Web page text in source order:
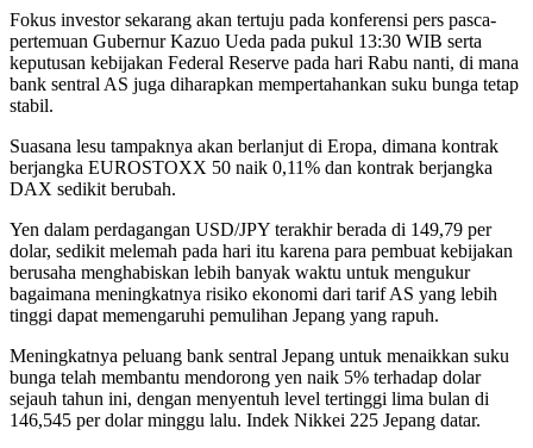
Fokus investor sekarang akan tertuju pada konferensi pers pasca-
pertemuan Gubernur Kazuo Ueda pada pukul 13:30 WIB serta
keputusan kebijakan Federal Reserve pada hari Rabu nanti, di mana
bank sentral AS juga diharapkan mempertahankan suku bunga tetap
stabil.
Suasana lesu tampaknya akan berlanjut di Eropa, dimana kontrak
berjangka EUROSTOXX 50 naik 0,11% dan kontrak berjangka
DAX sedikit berubah.
Yen dalam perdagangan USD/JPY terakhir berada di 149,79 per
dolar, sedikit melemah pada hari itu karena para pembuat kebijakan
berusaha menghabiskan lebih banyak waktu untuk mengukur
bagaimana meningkatnya risiko ekonomi dari tarif AS yang lebih
tinggi dapat memengaruhi pemulihan Jepang yang rapuh.
Meningkatnya peluang bank sentral Jepang untuk menaikkan suku
bunga telah membantu mendorong yen naik 5% terhadap dolar
sejauh tahun ini, dengan menyentuh level tertinggi lima bulan di
146,545 per dolar minggu lalu. Indek Nikkei 225 Jepang datar.